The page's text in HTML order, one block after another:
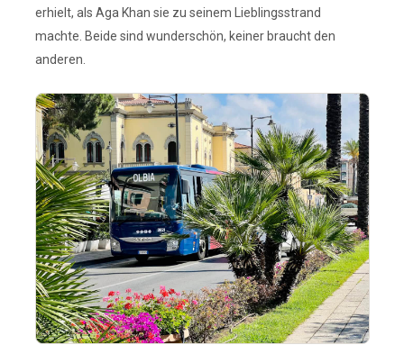
erhielt, als Aga Khan sie zu seinem Lieblingsstrand
machte. Beide sind wunderschön, keiner braucht den
anderen.